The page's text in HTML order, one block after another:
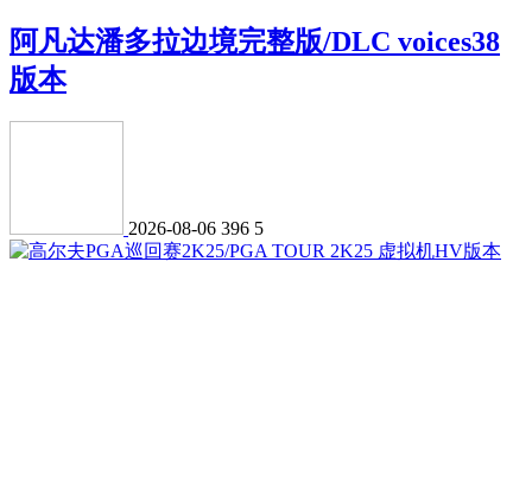
阿凡达潘多拉边境完整版/DLC voices38
版本
2026-08-06 396 5